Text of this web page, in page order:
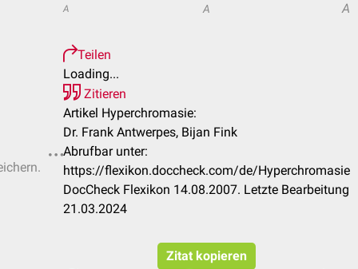
A A A
Teilen
Loading...
Zitieren
Artikel Hyperchromasie:
Dr. Frank Antwerpes, Bijan Fink
Abrufbar unter:
https://flexikon.doccheck.com/de/Hyperchromasie
DocCheck Flexikon 14.08.2007. Letzte Bearbeitung
21.03.2024
Zitat kopieren